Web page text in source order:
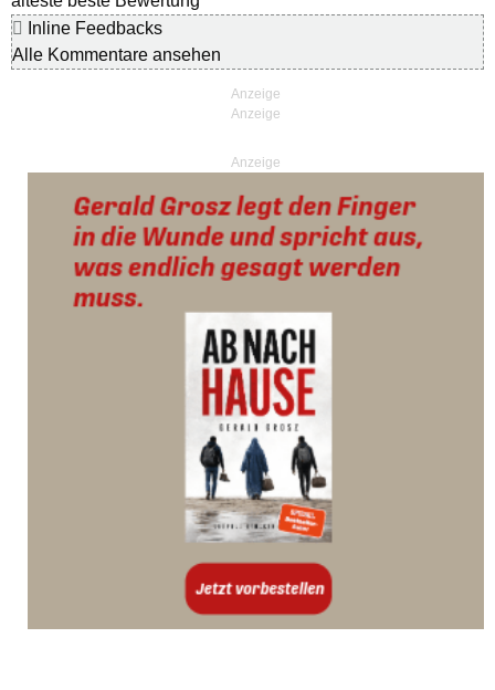
Inline Feedbacks
Alle Kommentare ansehen
Anzeige